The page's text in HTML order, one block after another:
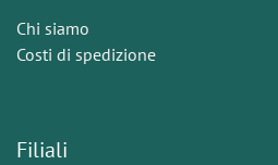
Chi siamo
Costi di spedizione
Filiali